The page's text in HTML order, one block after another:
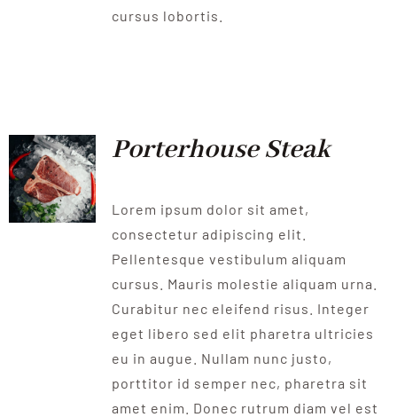
cursus lobortis.
Porterhouse Steak
Lorem ipsum dolor sit amet,
consectetur adipiscing elit.
Pellentesque vestibulum aliquam
cursus. Mauris molestie aliquam urna.
Curabitur nec eleifend risus. Integer
eget libero sed elit pharetra ultricies
eu in augue. Nullam nunc justo,
porttitor id semper nec, pharetra sit
amet enim. Donec rutrum diam vel est